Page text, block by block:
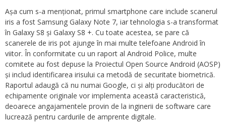
Așa cum s-a menționat, primul smartphone care include scanerul
iris a fost Samsung Galaxy Note 7, iar tehnologia s-a transformat
în Galaxy S8 și Galaxy S8 +. Cu toate acestea, se pare că
scanerele de iris pot ajunge în mai multe telefoane Android în
viitor. În conformitate cu un raport al Android Police, multe
comitete au fost depuse la Proiectul Open Source Android (AOSP)
și includ identificarea irisului ca metodă de securitate biometrică.
Raportul adaugă că nu numai Google, ci și alți producători de
echipamente originale vor implementa această caracteristică,
deoarece angajamentele provin de la inginerii de software care
lucrează pentru cardurile de amprente digitale.